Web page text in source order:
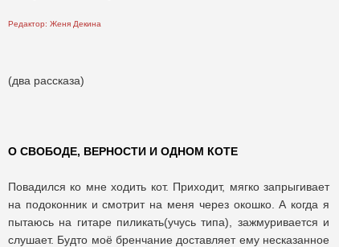
Редактор: Женя Декина
(два рассказа)
О СВОБОДЕ, ВЕРНОСТИ И ОДНОМ КОТЕ
Повадился ко мне ходить кот. Приходит, мягко запрыгивает
на подоконник и смотрит на меня через окошко. А когда я
пытаюсь на гитаре пиликать(учусь типа), зажмуривается и
слушает. Будто моё бренчание доставляет ему несказанное